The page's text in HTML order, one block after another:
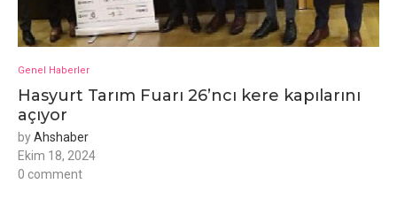
Genel Haberler
Hasyurt Tarım Fuarı 26’ncı kere kapılarını
açıyor
byAhshaber
Ekim 18, 2024
0 comment